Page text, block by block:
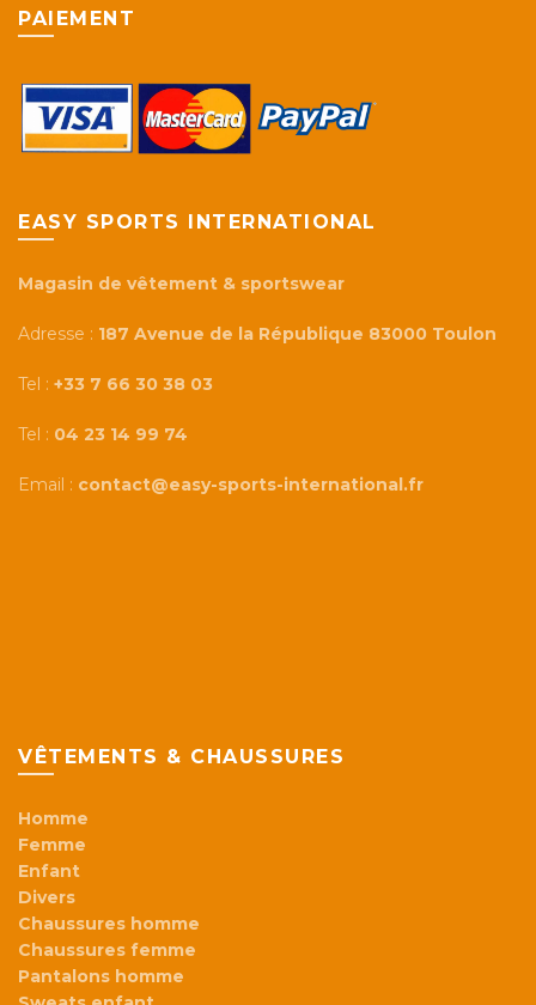
PAIEMENT
EASY SPORTS INTERNATIONAL
Magasin de vêtement & sportswear
Adresse : 187 Avenue de la République 83000 Toulon
Tel : +33 7 66 30 38 03
Tel : 04 23 14 99 74
Email : contact@easy-sports-international.fr
VÊTEMENTS & CHAUSSURES
Homme
Femme
Enfant
Divers
Chaussures homme
Chaussures femme
Pantalons homme